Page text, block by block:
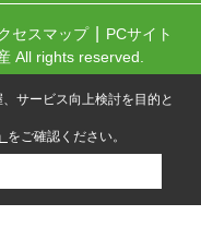
セスマップ
PCサイト
All rights reserved.
サービス向上検討を目的と
をご確認ください。